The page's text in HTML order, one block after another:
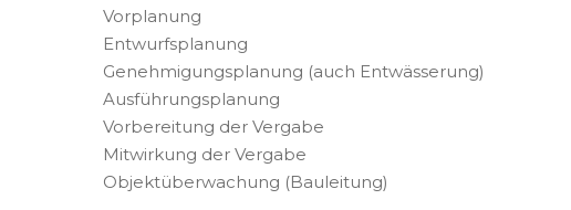
Vorplanung
Entwurfsplanung
Genehmigungsplanung (auch Entwässerung)
Ausführungsplanung
Vorbereitung der Vergabe
Mitwirkung der Vergabe
Objektüberwachung (Bauleitung)